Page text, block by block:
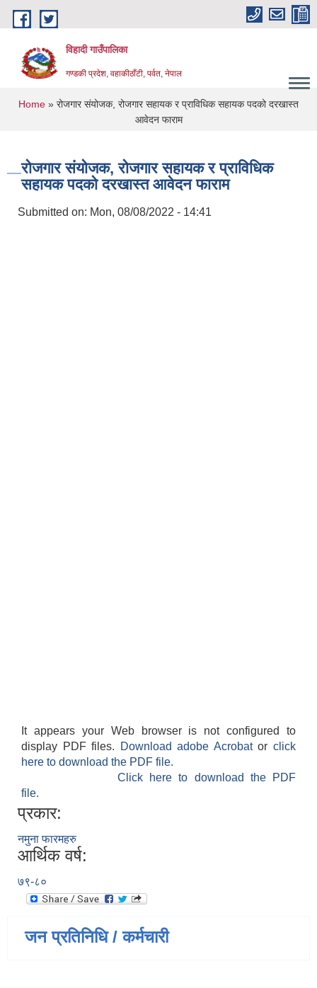
Skip to main content
विहादी गाउँपालिका
गण्डकी प्रदेश, वहाकीठाँटी, पर्वत, नेपाल
You are here
Home » रोजगार संयोजक, रोजगार सहायक र प्राविधिक सहायक पदको दरखास्त
आवेदन फाराम
रोजगार संयोजक, रोजगार सहायक र प्राविधिक
सहायक पदको दरखास्त आवेदन फाराम
Submitted on: Mon, 08/08/2022 - 14:41
It appears your Web browser is not configured to
display PDF files.
Download adobe Acrobatorclick
here to download the PDF file.
Click here to download the PDF
file.
प्रकार:
नमुना फारमहरु
आर्थिक वर्ष:
७९-८०
जन प्रतिनिधि / कर्मचारी